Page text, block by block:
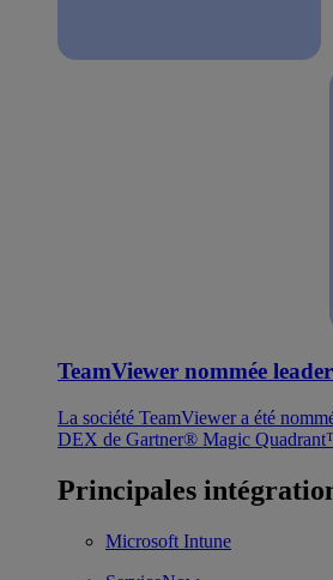
TeamViewer nommée
La société TeamViewer a été
DEX de Gartner® Magic
Principales
Microsoft Intune